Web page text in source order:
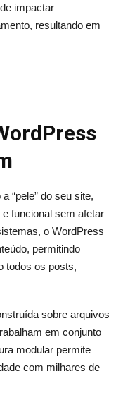
impactar
resultando em
“pele” do seu site,
funcional sem afetar
o WordPress
permitindo
todos os posts,
sobre arquivos
em conjunto
modular permite
com milhares de